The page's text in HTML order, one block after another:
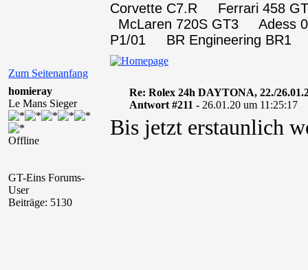
Zum Seitenanfang
Corvette C7.R Ferrari 458
McLaren 720S GT3
P1/01 BR Engineering BR1
homieray
Le Mans Sieger
Offline
GT-Eins Forums-
User
Beiträge: 5130
Re: Rolex 24h DAYTONA, 22./
Antwort #211 - 26.01.20 um 11:25:17
Bis jetzt erstaunlich